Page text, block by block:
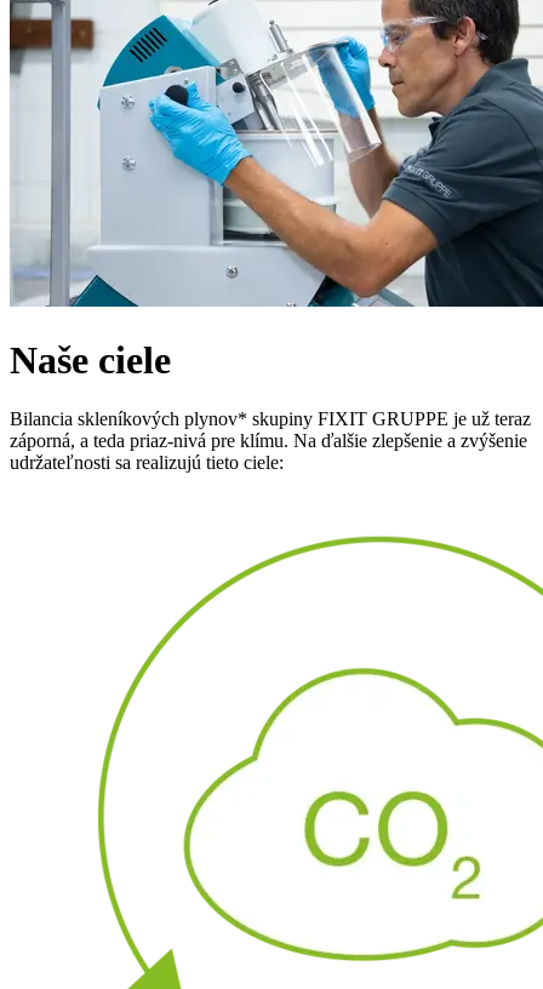
Naše ciele
Bilancia skleníkových plynov* skupiny FIXIT GRUPPE je už teraz
záporná, a teda priaz-nivá pre klímu. Na ďalšie zlepšenie a zvýšenie
udržateľnosti sa realizujú tieto ciele: